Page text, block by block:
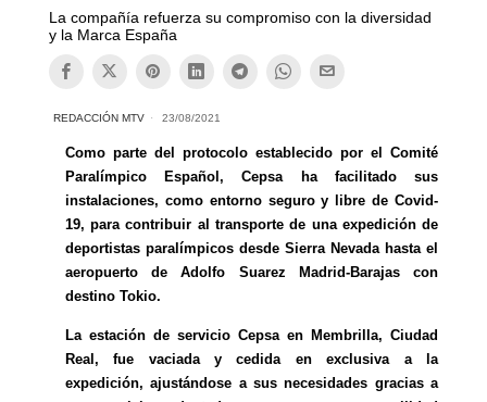
La compañía refuerza su compromiso con la diversidad
y la Marca España
REDACCIÓN MTV 23/08/2021
Como parte del protocolo establecido por el Comité
Paralímpico Español, Cepsa ha facilitado sus
instalaciones, como entorno seguro y libre de Covid-
19, para contribuir al transporte de una expedición de
deportistas paralímpicos desde Sierra Nevada hasta el
aeropuerto de Adolfo Suarez Madrid-Barajas con
destino Tokio.
La estación de servicio Cepsa en Membrilla, Ciudad
Real, fue vaciada y cedida en exclusiva a la
expedición, ajustándose a sus necesidades gracias a